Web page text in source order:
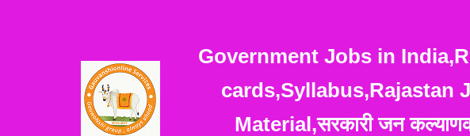
Government Jobs in
cards,Syllabus,Rajastan
Material,सरकारी जन